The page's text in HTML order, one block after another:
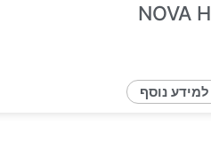
NOVA H
למידע נוסף